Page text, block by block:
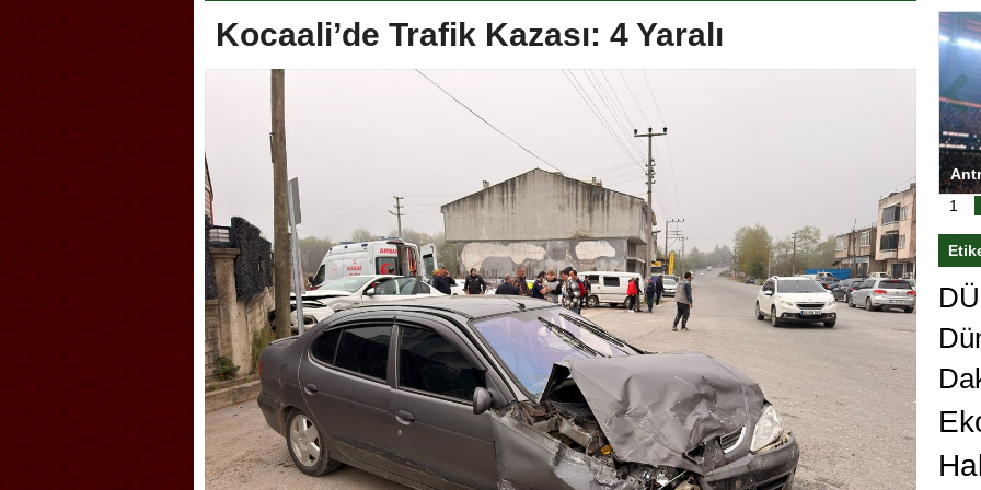
Kocaali’de Trafik Kazası: 4 Yaralı
Geleneksel Türk Okçuluğu
ev sahipliği yapıyor
Askerlik şakası Dünya Kupası’nı
karıştırdı! Güney Kore’den sert karar
Antrenörlüğe ”Hayır” diyen Mertens,
Galatasaray’dan bakın ne istedi
1